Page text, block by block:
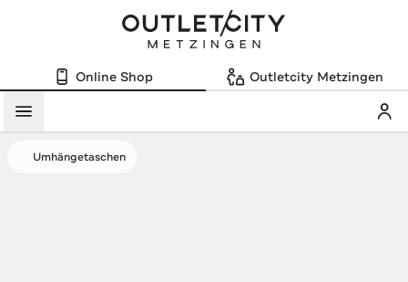
Online Shop Outletcity Metzingen
Menü
Umhängetaschen